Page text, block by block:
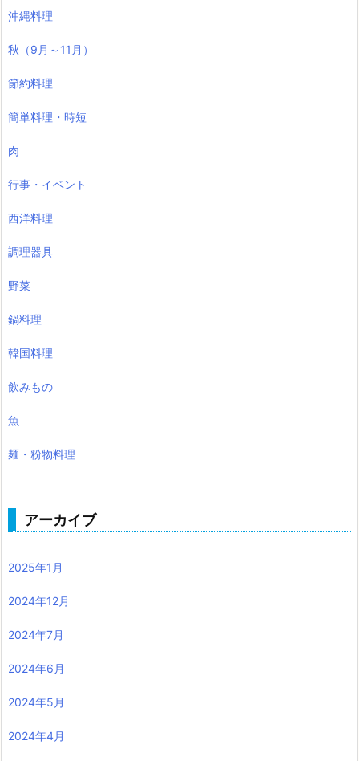
沖縄料理
秋（9月～11月）
節約料理
簡単料理・時短
肉
行事・イベント
西洋料理
調理器具
野菜
鍋料理
韓国料理
飲みもの
魚
麺・粉物料理
アーカイブ
2025年1月
2024年12月
2024年7月
2024年6月
2024年5月
2024年4月